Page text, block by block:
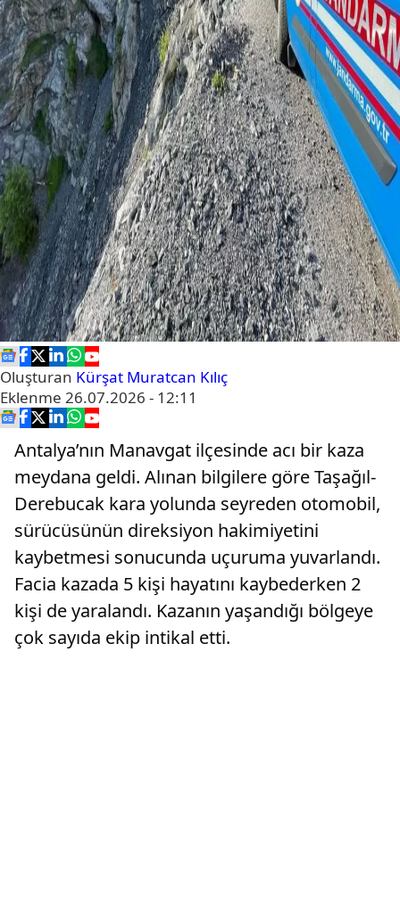
Oluşturan Kürşat Muratcan Kılıç
Eklenme 26.07.2026 - 12:11
Antalya’nın Manavgat ilçesinde acı bir kaza
meydana geldi. Alınan bilgilere göre Taşağıl-
Derebucak kara yolunda seyreden otomobil,
sürücüsünün direksiyon hakimiyetini
kaybetmesi sonucunda uçuruma yuvarlandı.
Facia kazada 5 kişi hayatını kaybederken 2
kişi de yaralandı. Kazanın yaşandığı bölgeye
çok sayıda ekip intikal etti.